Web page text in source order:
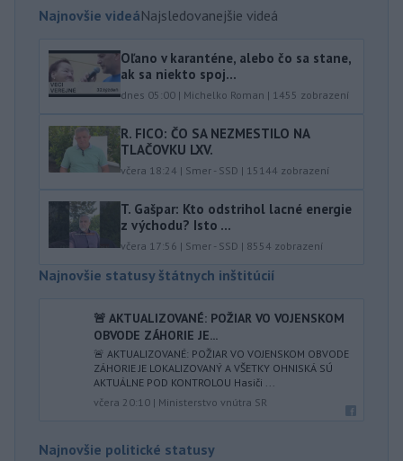
Najnovšie videáNajsledovanejšie videá
Oľano v karanténe, alebo čo sa stane,
ak sa niekto spoj...
dnes 05:00 | Michelko Roman | 1455 zobrazení
R. FICO: ČO SA NEZMESTILO NA
TLAČOVKU LXV.
včera 18:24 | Smer - SSD | 15144 zobrazení
T. Gašpar: Kto odstrihol lacné energie
z východu? Isto ...
včera 17:56 | Smer - SSD | 8554 zobrazení
Najnovšie statusy štátnych inštitúcií
🚨 AKTUALIZOVANÉ: POŽIAR VO VOJENSKOM
OBVODE ZÁHORIE JE...
🚨 AKTUALIZOVANÉ: POŽIAR VO VOJENSKOM OBVODE
ZÁHORIE JE LOKALIZOVANÝ A VŠETKY OHNISKÁ SÚ
AKTUÁLNE POD KONTROLOU Hasiči ...
včera 20:10 | Ministerstvo vnútra SR
Najnovšie politické statusy